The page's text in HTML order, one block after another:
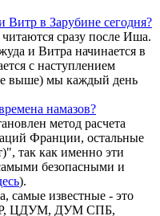
Витр в Зарубине сегодня?
сразу после Иша.
и Витра начинается в
с наступлением
выше) мы каждый день
намазов?
метод расчета
Франции, остальные
так как именно эти
безопасными и
).
самые известные - это
ЦДУМ, ДУМ СПБ,